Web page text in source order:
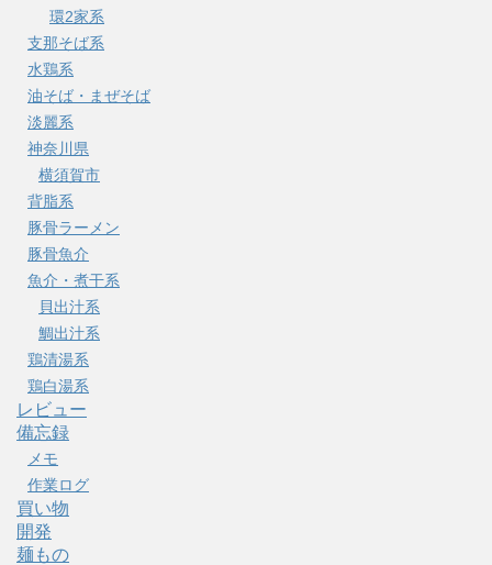
環2家系
支那そば系
水鶏系
油そば・まぜそば
淡麗系
神奈川県
横須賀市
背脂系
豚骨ラーメン
豚骨魚介
魚介・煮干系
貝出汁系
鯛出汁系
鶏清湯系
鶏白湯系
レビュー
備忘録
メモ
作業ログ
買い物
開発
麺もの